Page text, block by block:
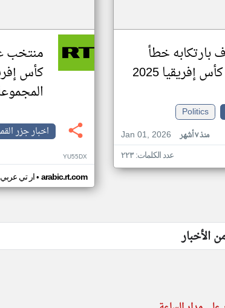
بارتكابه خطأ
إفريقيا 2025
Politics
Jan 01, 2026
منذ ٧ أشهر
عدد الكلمات: ٢٢٣
منتخب
اخبار جزر
YU55DX
ار تي عربي• arabic.rt.com
الأخبار